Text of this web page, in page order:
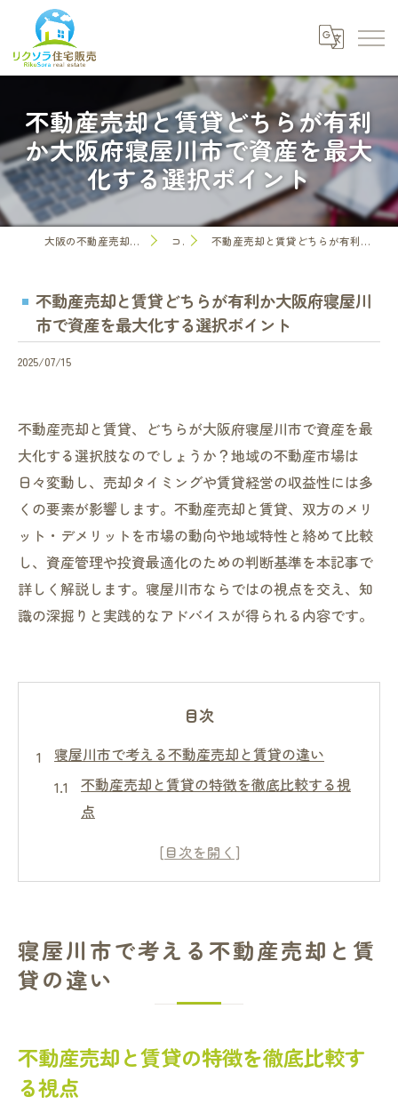
不動産売却と賃貸どちらが有利
か大阪府寝屋川市で資産を最大
化する選択ポイント
大阪の不動産売却なら株式会社リクソラ住宅販売 コラム 不動産売却と賃貸どちらが有利か大阪府寝屋川市で資産を最大化する選択ポイント
不動産売却と賃貸どちらが有利か大阪府寝屋川
市で資産を最大化する選択ポイント
2025/07/15
不動産売却と賃貸、どちらが大阪府寝屋川市で資産を最
大化する選択肢なのでしょうか？地域の不動産市場は
日々変動し、売却タイミングや賃貸経営の収益性には多
くの要素が影響します。不動産売却と賃貸、双方のメリ
ット・デメリットを市場の動向や地域特性と絡めて比較
し、資産管理や投資最適化のための判断基準を本記事で
詳しく解説します。寝屋川市ならではの視点を交え、知
識の深掘りと実践的なアドバイスが得られる内容です。
目次
寝屋川市で考える不動産売却と賃貸の違い
不動産売却と賃貸の特徴を徹底比較する視
点
寝屋川市不動産売却の基本的な流れと注意
ト
不動産買取と賃貸経営の実践的な選び方
資産最大化には不動産売却が有効か賃貸か
不動産売却と賃貸が資産形成に与える影響
寝屋川市で考える不動産売却と賃
貸の違い
不動産売却と賃貸の特徴を徹底比較す
る視点